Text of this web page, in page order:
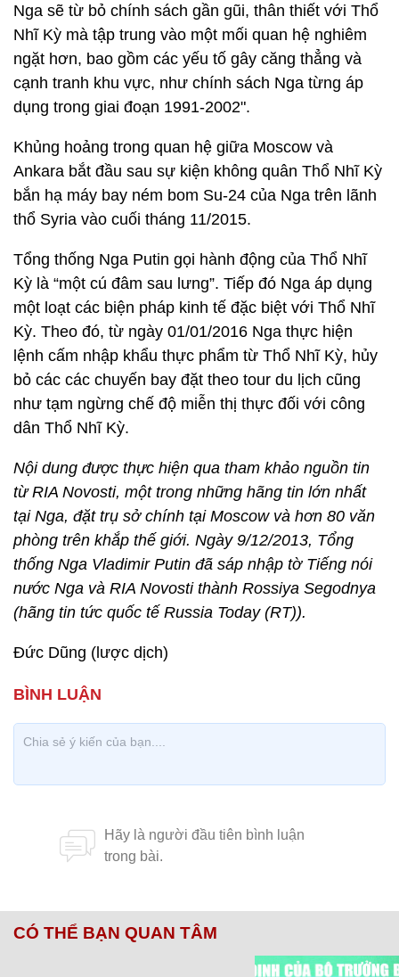
Nga sẽ từ bỏ chính sách gần gũi, thân thiết với Thổ
Nhĩ Kỳ mà tập trung vào một mối quan hệ nghiêm
ngặt hơn, bao gồm các yếu tố gây căng thẳng và
cạnh tranh khu vực, như chính sách Nga từng áp
dụng trong giai đoạn 1991-2002".
Khủng hoảng trong quan hệ giữa Moscow và
Ankara bắt đầu sau sự kiện không quân Thổ Nhĩ Kỳ
bắn hạ máy bay ném bom Su-24 của Nga trên lãnh
thổ Syria vào cuối tháng 11/2015.
Tổng thống Nga Putin gọi hành động của Thổ Nhĩ
Kỳ là “một cú đâm sau lưng”. Tiếp đó Nga áp dụng
một loạt các biện pháp kinh tế đặc biệt với Thổ Nhĩ
Kỳ. Theo đó, từ ngày 01/01/2016 Nga thực hiện
lệnh cấm nhập khẩu thực phẩm từ Thổ Nhĩ Kỳ, hủy
bỏ các các chuyến bay đặt theo tour du lịch cũng
như tạm ngừng chế độ miễn thị thực đối với công
dân Thổ Nhĩ Kỳ.
Nội dung được thực hiện qua tham khảo nguồn tin
từ RIA Novosti, một trong những hãng tin lớn nhất
tại Nga, đặt trụ sở chính tại Moscow và hơn 80 văn
phòng trên khắp thế giới. Ngày 9/12/2013, Tổng
thống Nga Vladimir Putin đã sáp nhập tờ Tiếng nói
nước Nga và RIA Novosti thành Rossiya Segodnya
(hãng tin tức quốc tế Russia Today (RT)).
Đức Dũng (lược dịch)
CÓ THỂ BẠN QUAN TÂM